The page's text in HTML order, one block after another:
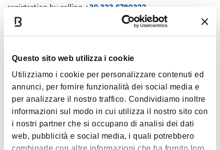
Questo sito web utilizza i cookie
Utilizziamo i cookie per personalizzare contenuti ed
annunci, per fornire funzionalità dei social media e
per analizzare il nostro traffico. Condividiamo inoltre
informazioni sul modo in cui utilizza il nostro sito con
i nostri partner che si occupano di analisi dei dati
web, pubblicità e social media, i quali potrebbero
combinarle con altre informazioni che ha fornito loro
registration by calling +39 333 6780322
Interests